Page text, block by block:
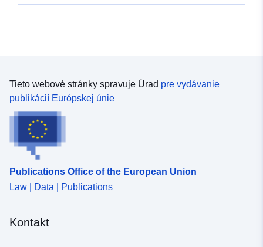
Tieto webové stránky spravuje Úrad pre vydávanie
publikácií Európskej únie
Publications Office of the European Union
Law | Data | Publications
Kontakt